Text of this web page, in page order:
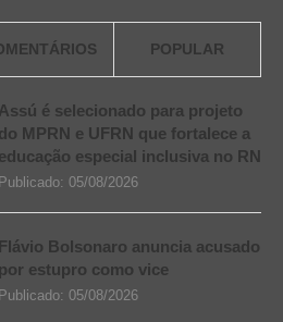
POPULAR
Assú é selecionado para projeto
do MPRN e UFRN que fortalece a
educação especial inclusiva no RN
Publicado: 05/08/2026
Flávio Bolsonaro anuncia acusado
por estupro como vice
Publicado: 05/08/2026